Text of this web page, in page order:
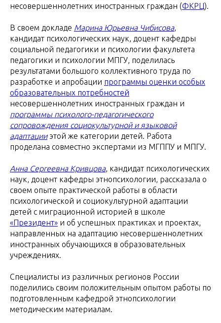
несовершеннолетних иностранных граждан (ФКРЦ).
В своем докладе Марина Юрьевна Чибисова,
кандидат психологических наук, доцент кафедры
социальной педагогики и психологии факультета
педагогики и психологии МПГУ, поделилась
результатами большого коллективного труда по
разработке и апробации программы оценки особых
образовательных потребностей
несовершеннолетних иностранных граждан и
программы психолого-педагогического
сопровождения социокультурной и языковой
адаптацииэтой же категории детей. Работа
проделана совместно экспертами из МГППУ и МПГУ.
Анна Сергеевна Кривцова, кандидат психологических
наук, доцент кафедры этнопсихологии, рассказала о
своем опыте практической работы в области
психологической и социокультурной адаптации
детей с миграционной историей в школе
«Президент» и об успешных практиках и проектах,
направленных на адаптацию несовершеннолетних
иностранных обучающихся в образовательных
учреждениях.
Специалисты из различных регионов России
поделились своим положительным опытом работы по
подготовленным кафедрой этнопсихологии
методическим материалам.